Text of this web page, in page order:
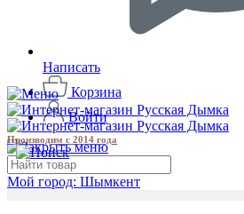
Написать
Корзина
Войти
Производим с 2014 года
Мой город: Шымкент